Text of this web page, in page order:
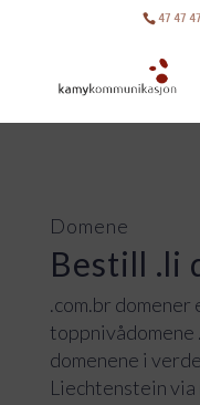
47 47
Domene
Bestill .li
.com.br
domenene i
Liechtensteinvia